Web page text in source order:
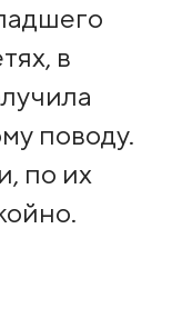
в
поводу.
по их